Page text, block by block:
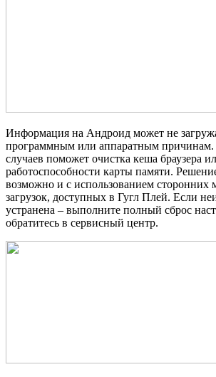
Информация на Андроид может не
программным или аппаратным
случаев поможет очистка кеша браузера
работоспособности карты памяти.
возможно и с использованием сторонних
загрузок, доступных в Гугл Плей. Если
устранена – выполните полный сброс
обратитесь в сервисный центр.